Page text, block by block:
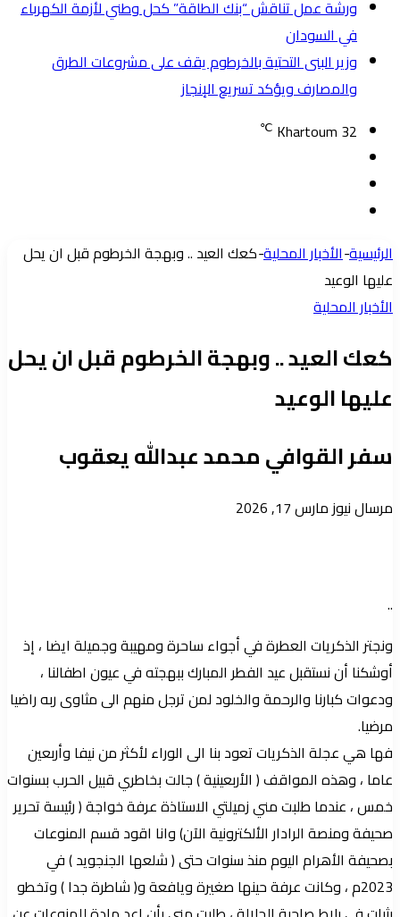
ورشة عمل تناقش “بنك الطاقة” كحل وطني لأزمة الكهرباء
في السودان
وزير البنى التحتية بالخرطوم يقف على مشروعات الطرق
والمصارف ويؤكد تسريع الإنجاز
Khartoum 32
℃
جانبيالرئيسية-الأخبار المحلية-كعك العيد .. وبهجة الخرطوم قبل ان يحل
عليها الوعيد
الأخبار المحلية
كعك العيد .. وبهجة الخرطوم قبل ان يحل
عليها الوعيد
سفر القوافي محمد عبدالله يعقوب
مرسال نيوزأرسل
مارس 17, 2026
..
ونجتر الذكريات العطرة في أجواء ساحرة ومهيبة وجميلة ايضا ، إذ
أوشكنا أن نستقبل عيد الفطر المبارك ببهجته في عيون اطفالنا ،
ودعوات كبارنا والرحمة والخلود لمن ترجل منهم الى مثاوى ربه راضيا
مرضيا.
فها هي عجلة الذكريات تعود بنا الى الوراء لأكثر من نيفا وأربعين
عاما ، وهذه المواقف ( الأربعينية ) جالت بخاطري قبيل الحرب بسنوات
خمس ، عندما طلبت مني زميلتي الاستاذة عرفة خواجة ( رئيسة تحرير
صحيفة ومنصة الرادار الألكترونية الآن) وانا اقود قسم المنوعات
بصحيفة الأهرام اليوم منذ سنوات حتى ( شلعها الجنجويد ) في
2023م ، وكانت عرفة حينها صغيرة ويافعة و( شاطرة جدا ) وتخطو